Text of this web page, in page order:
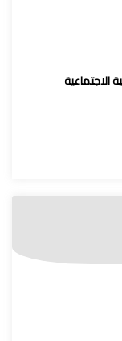
الاجتماعية